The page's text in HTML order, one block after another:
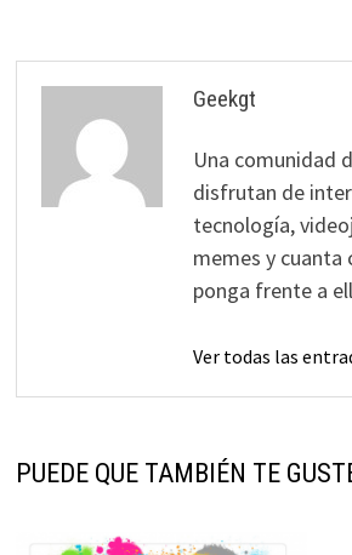
Geekgt
Una comunidad
disfrutan de
tecnología,
memes y cuanta
ponga frente a
Ver todas las
PUEDE QUE TAMBIÉN TE